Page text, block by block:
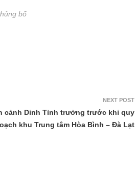
bố
NEXT POST
cảnh Dinh Tỉnh trưởng trước khi quy
khu Trung tâm Hòa Bình – Đà Lạt